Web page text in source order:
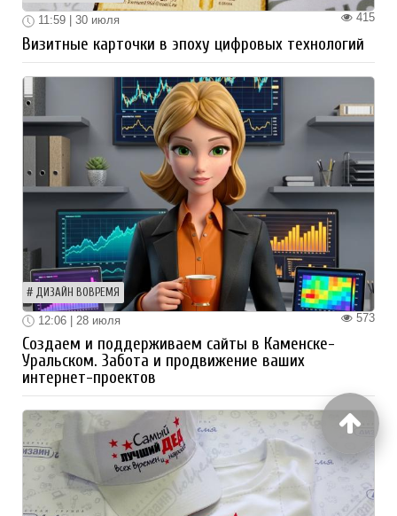
415
11:59 | 30 июля
Визитные карточки в эпоху цифровых технологий
ДИЗАЙН ВОВРЕМЯ
573
12:06 | 28 июля
Создаем и поддерживаем сайты в Каменске-
Уральском. Забота и продвижение ваших
интернет-проектов